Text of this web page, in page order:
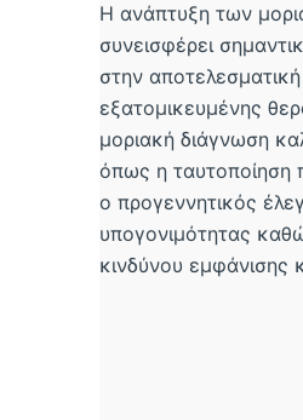
Η ανάπτυξη των
συνεισφέρει
στην
εξατομικευμένης
μοριακή διάγνωση
όπως η ταυτοποίηση
ο προγεννητικός
υπογονιμότητας
κινδύνου